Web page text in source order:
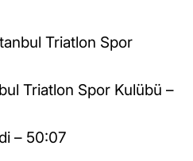
Triatlon Spor
Triatlon Spor Kulübü –
– 50:07